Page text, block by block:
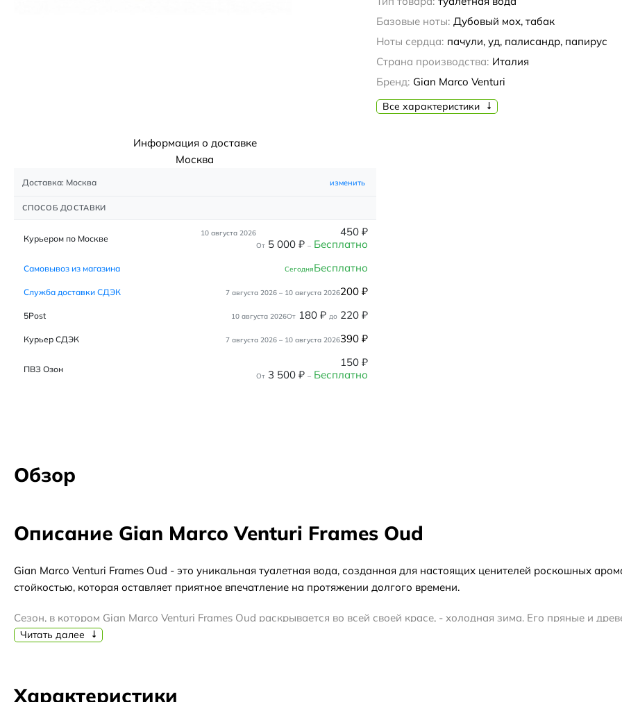
Базовые ноты: Дубовый мох, табак
Ноты сердца: пачули, уд, палисандр, папирус
Страна производства: Италия
Бренд: Gian Marco Venturi
Все характеристики
Информация о доставке
Москва
Доставка: Москва изменить
СПОСОБ ДОСТАВКИ
Курьером по Москве 10 августа 2026 450 ₽
От 5 000 ₽ – Бесплатно
Самовывоз из магазина СегодняБесплатно
Служба доставки СДЭК 7 августа 2026 – 10 августа 2026200 ₽
5Post 10 августа 2026От 180 ₽ до 220 ₽
Курьер СДЭК 7 августа 2026 – 10 августа 2026390 ₽
ПВЗ Озон 150 ₽
От 3 500 ₽ – Бесплатно
Обзор
Описание Gian Marco Venturi Frames Oud
Gian Marco Venturi Frames Oud - это уникальная туалетная вода, созданная для настоящих ценителей роскошных
стойкостью, которая оставляет приятное впечатление на протяжении долгого времени.
Сезон, в котором Gian Marco Venturi Frames Oud раскрывается во всей своей красе, - холодная зима. Его пряные и
воздухом, создавая уютную и теплую атмосферу вокруг вас. Этот аромат прекрасно подходит для особых случаев,
свежесть и элегантность. Сердце парфюма наполнено нотами розы и ладана, которые придают ему неповторимый
Читать далее
Характеристики